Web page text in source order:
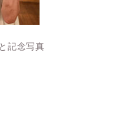
記念写真